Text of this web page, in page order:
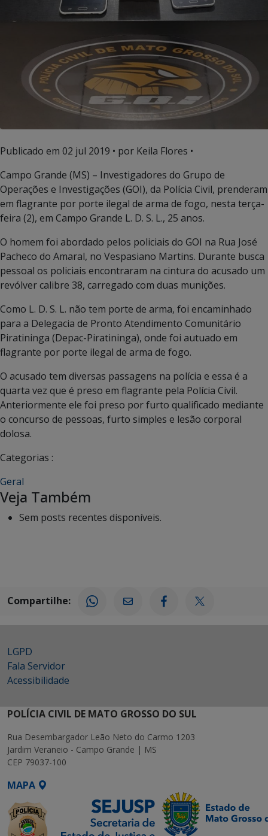
Publicado em 02 jul 2019 • por Keila Flores •
Campo Grande (MS) – Investigadores do Grupo de
Operações e Investigações (GOI), da Polícia Civil, prenderam
em flagrante por porte ilegal de arma de fogo, nesta terça-
feira (2), em Campo Grande L. D. S. L., 25 anos.
O homem foi abordado pelos policiais do GOI na Rua José
Pacheco do Amaral, no Vespasiano Martins. Durante busca
pessoal os policiais encontraram na cintura do acusado um
revólver calibre 38, carregado com duas munições.
Como L. D. S. L. não tem porte de arma, foi encaminhado
para a Delegacia de Pronto Atendimento Comunitário
Piratininga (Depac-Piratininga), onde foi autuado em
flagrante por porte ilegal de arma de fogo.
O acusado tem diversas passagens na polícia e essa é a
quarta vez que é preso em flagrante pela Polícia Civil.
Anteriormente ele foi preso por furto qualificado mediante
o concurso de pessoas, furto simples e lesão corporal
dolosa.
Categorias :
Geral
Veja Também
Sem posts recentes disponíveis.
Compartilhe:
LGPD
Fala Servidor
Acessibilidade
POLÍCIA CIVIL DE MATO GROSSO DO SUL
Rua Desembargador Leão Neto do Carmo 1203
Jardim Veraneio - Campo Grande | MS
CEP 79037-100
MAPA